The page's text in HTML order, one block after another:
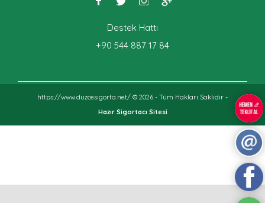
Destek Hattı
+90 544 887 17 84
https://www.duzcesigorta.net/ © 2026 - Tüm Hakları Saklıdır -
Hazır Sigortacı Sitesi